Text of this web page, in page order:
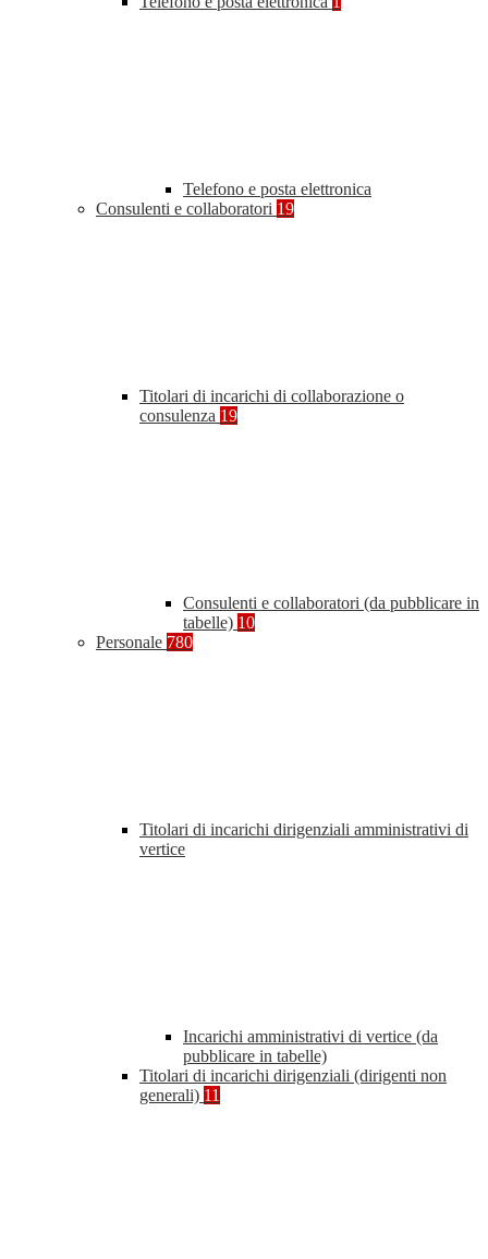
Telefono e posta elettronica
Consulenti e collaboratori 19
Titolari di incarichi di collaborazione o
consulenza 19
Consulenti e collaboratori (da pubblicare in
tabelle) 10
Personale 780
Titolari di incarichi dirigenziali amministrativi di
vertice
Incarichi amministrativi di vertice (da
pubblicare in tabelle)
Titolari di incarichi dirigenziali (dirigenti non
generali) 11